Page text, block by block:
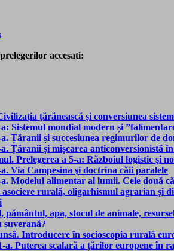
accesati:
țărănească și conversiunea
a: Sistemul mondial modern și
Țăranii și succesiunea regimurilor de
a. Țăranii și mișcarea anticonversionistă
Prelegerea a 5-a: Războiul logistic şi
Via Campesina şi doctrina căii paralele
a. Modelul alimentar al lumii. Cele două
rurală, oligarhismul agrarian și
apa, stocul de animale,
suverană?
Introducere în socioscopia rurală
a. Puterea scalară a țărilor europene în